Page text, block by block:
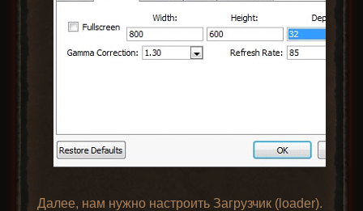
Далее, нам нужно настроить Загрузчик (loader).